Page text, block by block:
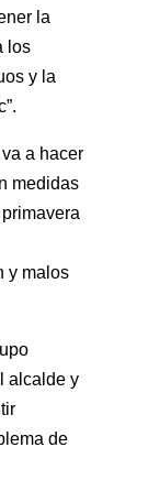
la
los
y la
a hacer
medidas
y malos
alcalde y
de